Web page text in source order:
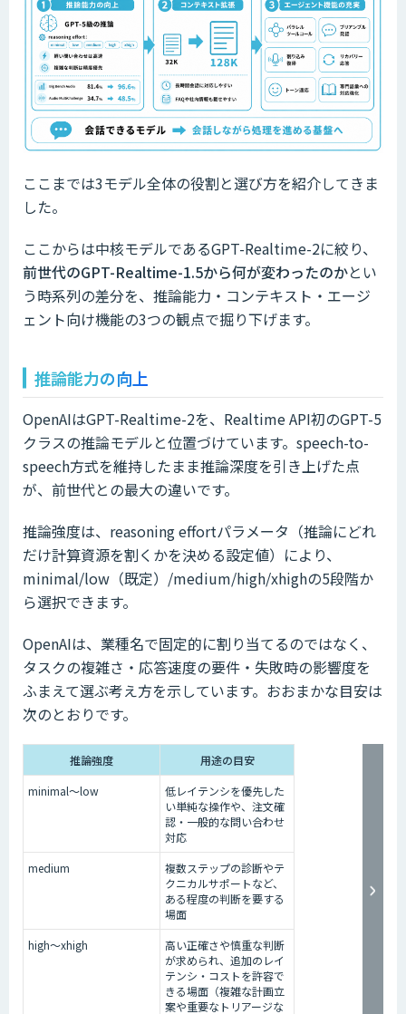
ここまでは3モデル全体の役割と選び方を紹介してきま
した。
ここからは中核モデルであるGPT-Realtime-2に絞り、
前世代のGPT-Realtime-1.5から何が変わったのかとい
う時系列の差分を、推論能力・コンテキスト・エージ
ェント向け機能の3つの観点で掘り下げます。
推論能力の向上
OpenAIはGPT-Realtime-2を、Realtime API初のGPT-5
クラスの推論モデルと位置づけています。speech-to-
speech方式を維持したまま推論深度を引き上げた点
が、前世代との最大の違いです。
推論強度は、reasoning effortパラメータ（推論にどれ
だけ計算資源を割くかを決める設定値）により、
minimal/low（既定）/medium/high/xhighの5段階か
ら選択できます。
OpenAIは、業種名で固定的に割り当てるのではなく、
タスクの複雑さ・応答速度の要件・失敗時の影響度を
ふまえて選ぶ考え方を示しています。おおまかな目安は
次のとおりです。
推論強度
用途の目安
minimal〜low
低レイテンシを優先した
い単純な操作や、注文確
認・一般的な問い合わせ
対応
medium
複数ステップの診断やテ
クニカルサポートなど、
ある程度の判断を要する
場面
high〜xhigh
高い正確さや慎重な判断
が求められ、追加のレイ
テンシ・コストを許容で
きる場面（複雑な計画立
案や重要なトリアージな